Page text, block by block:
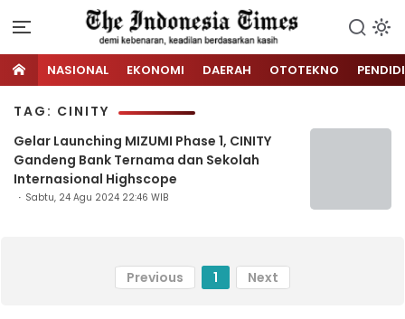
NASIONAL EKONOMI DAERAH OTOTEKNO
TAG: CINITY
Gelar Launching MIZUMI Phase 1, CINITY
Gandeng Bank Ternama dan Sekolah
Internasional Highscope
Sabtu, 24 Agu 2024 22:46 WIB
Previous 1 Next